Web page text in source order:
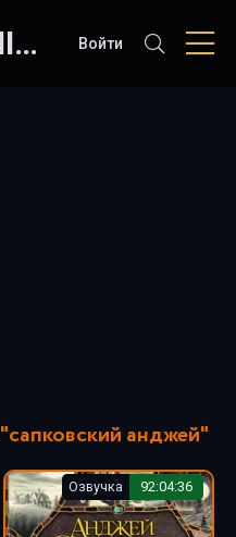
SLUSHAT-KNIGI.COM Войти
"сапковский анджей"
Озвучка 92:04:36